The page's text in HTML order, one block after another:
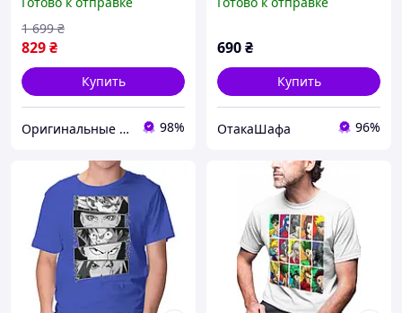
37005
829₴
1 699 ₴
Купить
Оригинальные игрушки из Америки и Японии 98%
690₴
Купить
ОтакаШафа 96%